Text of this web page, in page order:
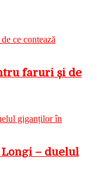
faruri și de
– duelul